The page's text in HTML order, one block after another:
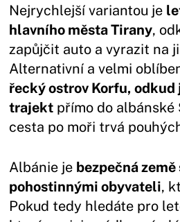
Nejrychlejší variantou je
hlavního města Tirany,
zapůjčit auto a vyrazit na
Alternativní a velmi
řecký ostrov Korfu,
trajekt přímo do albánské
cesta po moři trvá
Albánie je bezpečná
pohostinnými obyvateli,
Pokud tedy hledáte pro